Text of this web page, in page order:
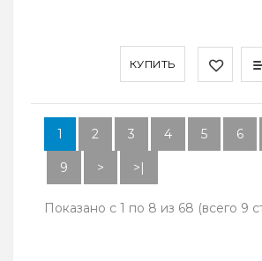
КУПИТЬ
1 2 3 4 5 6
9 > >|
Показано с 1 по 8 из 68 (всего 9